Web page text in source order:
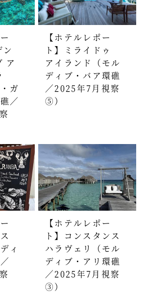
ア
ガ
／
【ホテルレポー
ト】ミライドゥ
アイランド（モル
ディブ・バア環礁
／2025年7月視察
⑤）
ィ
【ホテルレポー
ト】コンスタンス
ハラヴェリ（モル
ディブ・アリ環礁
／2025年7月視察
③）